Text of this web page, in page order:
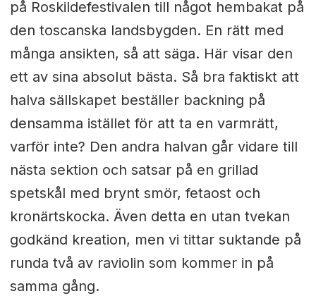
på Roskildefestivalen till något hembakat på
den toscanska landsbygden. En rätt med
många ansikten, så att säga. Här visar den
ett av sina absolut bästa. Så bra faktiskt att
halva sällskapet beställer backning på
densamma istället för att ta en varmrätt,
varför inte? Den andra halvan går vidare till
nästa sektion och satsar på en grillad
spetskål med brynt smör, fetaost och
kronärtskocka. Även detta en utan tvekan
godkänd kreation, men vi tittar suktande på
runda två av raviolin som kommer in på
samma gång.